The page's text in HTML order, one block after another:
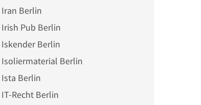
Iran Berlin
Irish Pub Berlin
Iskender Berlin
Isoliermaterial Berlin
Ista Berlin
IT-Recht Berlin